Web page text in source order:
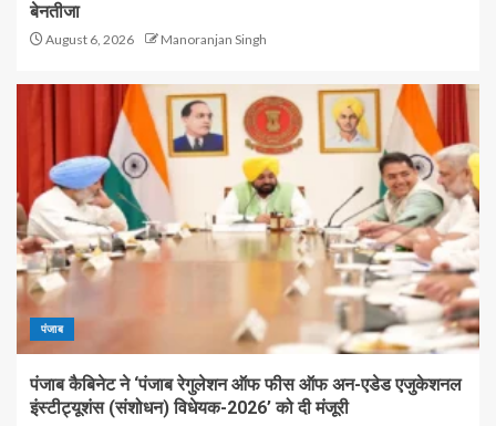
बेनतीजा
August 6, 2026 Manoranjan Singh
पंजाब
पंजाब कैबिनेट ने ‘पंजाब रेगुलेशन ऑफ फीस ऑफ अन-एडेड एजुकेशनल
इंस्टीट्यूशंस (संशोधन) विधेयक-2026’ को दी मंजूरी